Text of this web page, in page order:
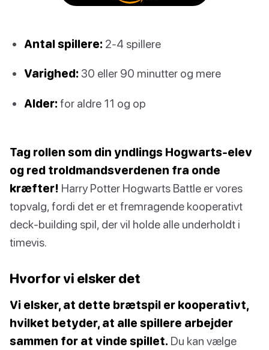
Antal spillere: 2-4 spillere
Varighed: 30 eller 90 minutter og mere
Alder: for aldre 11 og op
Tag rollen som din yndlings Hogwarts-elev
og red troldmandsverdenen fra onde
kræfter! Harry Potter Hogwarts Battle er vores
topvalg, fordi det er et fremragende kooperativt
deck-building spil, der vil holde alle underholdt i
timevis.
Hvorfor vi elsker det
Vi elsker, at dette brætspil er kooperativt,
hvilket betyder, at alle spillere arbejder
sammen for at vinde spillet. Du kan vælge